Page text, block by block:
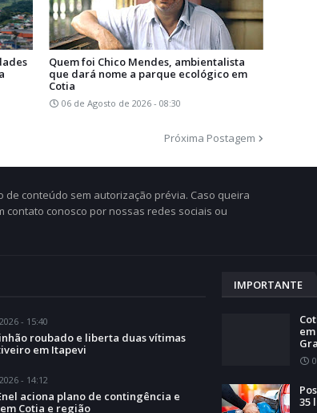
Quem foi Chico Mendes, ambientalista
que dará nome a parque ecológico em
Cotia
06 de Agosto de 2026 - 08:30
Próxima Postagem
de conteúdo sem autorização prévia. Caso queira
conosco por nossas redes sociais ou
- 15:40
roubado e liberta duas vítimas
em Itapevi
- 14:12
aciona plano de contingência e
Cotia e região
IMPORTANTE
35